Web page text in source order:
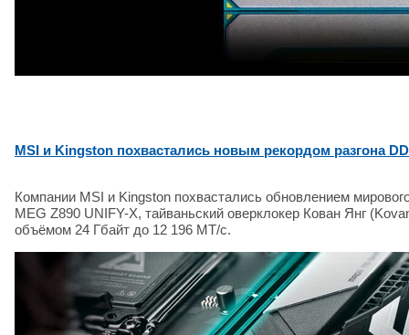
MSI и Kingston похвастались новым рекордом разгона
Компании MSI и Kingston похвастались обновлением
MEG Z890 UNIFY-X, тайваньский оверклокер Кован Янг
объёмом 24 Гбайт до 12 196 МТ/с.